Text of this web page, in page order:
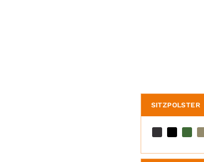
SITZPOLSTER